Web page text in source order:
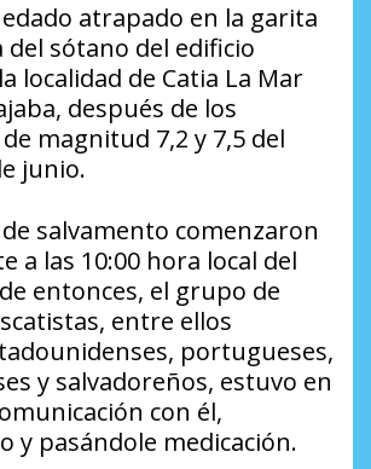
atrapado en la garita
del sótano del edificio
localidad de Catia La Mar
después de los
magnitud 7,2 y 7,5 del
junio.
salvamento comenzaron
a las 10:00 hora local del
entonces, el grupo de
entre ellos
portugueses,
y salvadoreños, estuvo en
con él,
y pasándole medicación.